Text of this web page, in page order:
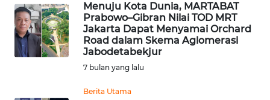
Menuju Kota Dunia, MARTABAT
Prabowo–Gibran Nilai TOD MRT
Jakarta Dapat Menyamai Orchard
Road dalam Skema Aglomerasi
Jabodetabekjur
7 bulan yang lalu
Berita Utama
WN DELI
SERDANG
WN